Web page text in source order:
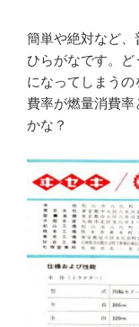
簡単や絶対など
ひらがなです。ど
になってしまう
費率が燃量消費
かな？